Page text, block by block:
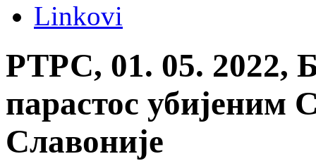
Linkovi
РТРС, 01. 05. 2022,
парастос убијеним
Славоније